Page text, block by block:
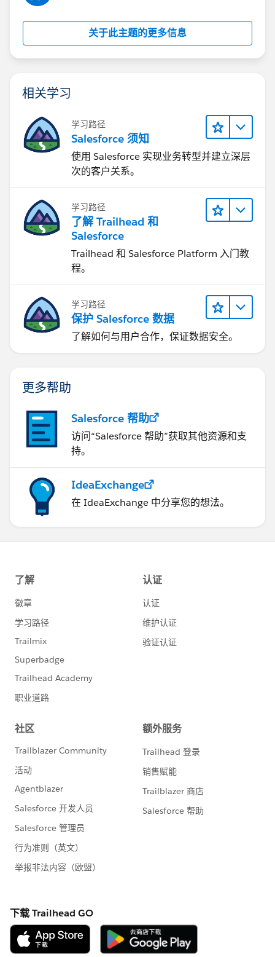
关于此主题的更多信息
相关学习
学习路径
Salesforce 须知
使用 Salesforce 实现业务转型并建立深层
次的客户关系。
学习路径
了解 Trailhead 和
Salesforce
Trailhead 和 Salesforce Platform 入门教
程。
学习路径
保护 Salesforce 数据
了解如何与用户合作，保证数据安全。
更多帮助
Salesforce 帮助
访问“Salesforce 帮助”获取其他资源和支
持。
IdeaExchange
在 IdeaExchange 中分享您的想法。